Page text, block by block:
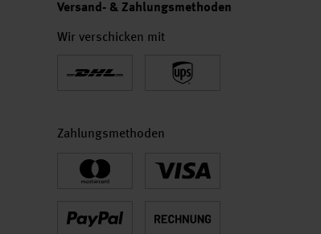
Versand- & Zahlungsmethoden
Wir verschicken mit
Zahlungsmethoden